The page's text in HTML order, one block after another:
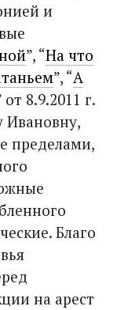
и
”, “На что
”, “А
от 8.9.2011 г.
Ивановну,
пределами,
Благо
на арест